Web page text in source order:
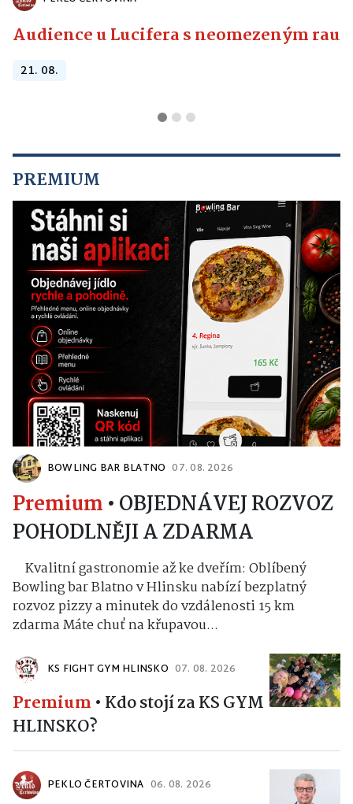
Audience u Lucifera s neomezeným
21. 08.
PREMIUM
BOWLING BAR BLATNO 07. 08. 2026
Premium • OBJEDNÁVEJ ROZVOZ
POHODLNĚJI A ZDARMA
Kvalitní gastronomie až ke dveřím: Oblíbený
Bowling bar Blatno v Hlinsku nabízí bezplatný
rozvoz pizzy a minutek do vzdálenosti 15 km
zdarma Máte chuť na křupavou...
KS FIGHT GYM HLINSKO 07. 08. 2026
Premium • Kdo stojí za KS GYM
HLINSKO?
PEKLO ČERTOVINA 06. 08. 2026